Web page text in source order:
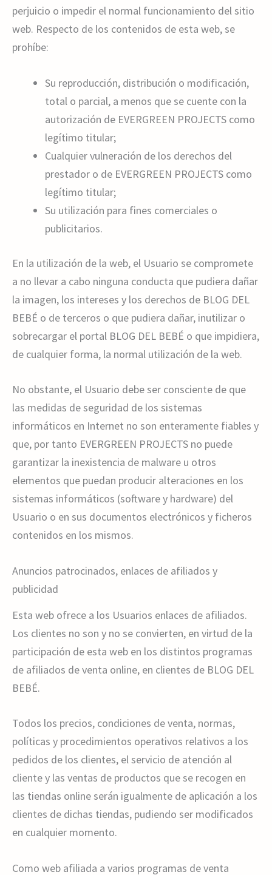
perjuicio o impedir el normal funcionamiento del sitio
web. Respecto de los contenidos de esta web, se
prohíbe:
Su reproducción, distribución o modificación,
total o parcial, a menos que se cuente con la
autorización de EVERGREEN PROJECTS como
legítimo titular;
Cualquier vulneración de los derechos del
prestador o de EVERGREEN PROJECTS como
legítimo titular;
Su utilización para fines comerciales o
publicitarios.
En la utilización de la web, el Usuario se compromete
a no llevar a cabo ninguna conducta que pudiera dañar
la imagen, los intereses y los derechos de BLOG DEL
BEBÉ o de terceros o que pudiera dañar, inutilizar o
sobrecargar el portal BLOG DEL BEBÉ o que impidiera,
de cualquier forma, la normal utilización de la web.
No obstante, el Usuario debe ser consciente de que
las medidas de seguridad de los sistemas
informáticos en Internet no son enteramente fiables y
que, por tanto EVERGREEN PROJECTS no puede
garantizar la inexistencia de malware u otros
elementos que puedan producir alteraciones en los
sistemas informáticos (software y hardware) del
Usuario o en sus documentos electrónicos y ficheros
contenidos en los mismos.
Anuncios patrocinados, enlaces de afiliados y
publicidad
Esta web ofrece a los Usuarios enlaces de afiliados.
Los clientes no son y no se convierten, en virtud de la
participación de esta web en los distintos programas
de afiliados de venta online, en clientes de BLOG DEL
BEBÉ.
Todos los precios, condiciones de venta, normas,
políticas y procedimientos operativos relativos a los
pedidos de los clientes, el servicio de atención al
cliente y las ventas de productos que se recogen en
las tiendas online serán igualmente de aplicación a los
clientes de dichas tiendas, pudiendo ser modificados
en cualquier momento.
Como web afiliada a varios programas de venta